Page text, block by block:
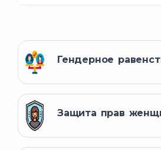
Гендерное
Защита прав